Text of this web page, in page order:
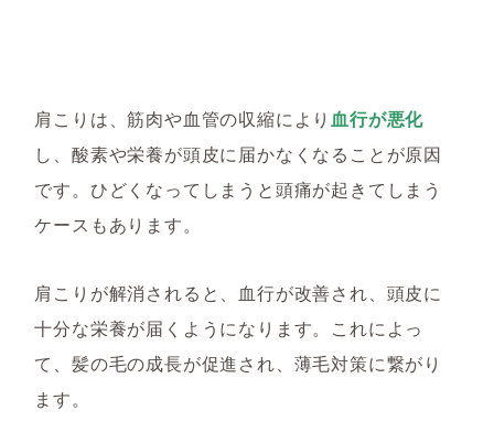
肩こりは、筋肉や血管の収縮により血行が悪化
し、酸素や栄養が頭皮に届かなくなることが原因
です。 ひどくなってしまうと頭痛が起きてしまう
ケースもあります。
肩こりが解消されると、血行が改善され、頭皮に
十分な栄養が届くようになります。これによっ
て、髪の毛の成長が促進され、薄毛対策に繋がり
ます。